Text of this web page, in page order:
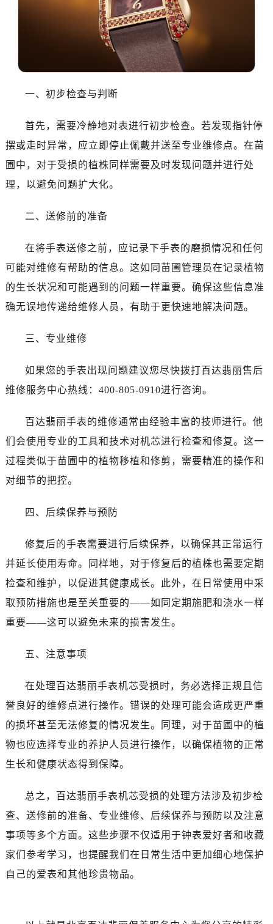
一、初步检查与判断
首先，需要冷静地对表进行初步检查。若发现指针停
摆或走时异常，应立即停止佩戴并送至专业维修点。在苗
圃中，对于受损的植株同样需要及时发现问题并进行处
理，以避免问题扩大化。
二、送修前的准备
在将手表送修之前，应记录下手表的磨损情况和任何
可能对维修有帮助的信息。这如同苗圃管理员在记录植物
的生长状况和可能遇到的问题一样重要。确保这些信息准
确无误地传递给维修人员，有助于更快速地解决问题。
三、专业维修
如果您的手表出现问题建议您尽快拨打百达翡丽售后
维修服务中心热线：400-805-0910进行咨询。
百达翡丽手表的维修通常由经验丰富的技师进行。他
们会使用专业的工具和技术对机芯进行检查和修复。这一
过程类似于苗圃中的植物移植和修剪，需要精准的操作和
对细节的把控。
四、后续保养与预防
修复后的手表需要进行后续保养，以确保其正常运行
并延长使用寿命。同样地，对于修复后的植株也需要定期
检查和维护，以促进其健康成长。此外，在日常使用中采
取预防措施也是至关重要的——如同定期施肥和浇水一样
重要——这可以避免未来的损害发生。
五、注意事项
在处理百达翡丽手表机芯受损时，务必选择正规且信
誉良好的维修点进行操作。错误的处理可能会造成更严重
的损坏甚至无法修复的情况发生。同理，对于苗圃中的植
物也应选择专业的养护人员进行操作，以确保植物的正常
生长和健康状态得到保障。
总之，百达翡丽手表机芯受损的处理方法涉及初步检
查、送修前的准备、专业维修、后续保养与预防以及注意
事项等多个方面。这些步骤不仅适用于钟表爱好者和收藏
家们参考学习，也提醒我们在日常生活中更加细心地保护
自己的爱表和其他珍贵物品。